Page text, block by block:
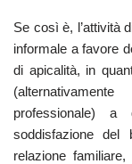
Se così è, l’attività
informale a favore
di apicalità, in
professionale)
soddisfazione
relazione